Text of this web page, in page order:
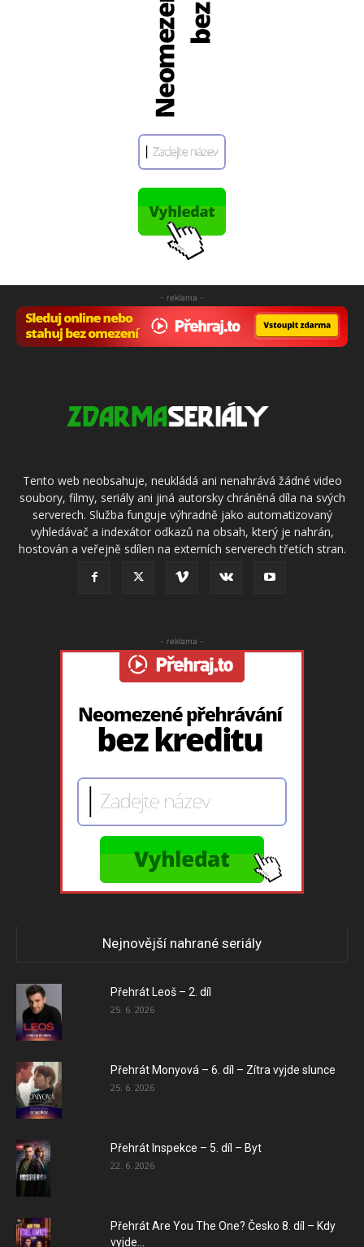
- reklama -
Tento web neobsahuje, neukládá ani nenahrává žádné video
soubory, filmy, seriály ani jiná autorsky chráněná díla na svých
serverech. Služba funguje výhradně jako automatizovaný
vyhledávač a indexátor odkazů na obsah, který je nahrán,
hostován a veřejně sdílen na externích serverech třetích stran.
- reklama -
Nejnovější nahrané seriály
Přehrát Leoš – 2. díl
25. 6. 2026
Přehrát Monyová – 6. díl – Zítra vyjde slunce
25. 6. 2026
Přehrát Inspekce – 5. díl – Byt
22. 6. 2026
Přehrát Are You The One? Česko 8. díl – Kdy
vyjde...